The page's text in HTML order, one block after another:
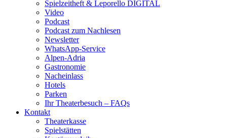
Spielzeitheft & Leporello DIGITAL
Video
Podcast
Podcast zum Nachlesen
Newsletter
WhatsApp-Service
Alpen-Adria
Gastronomie
Nacheinlass
Hotels
Parken
Ihr Theaterbesuch – FAQs
Kontakt
Theaterkasse
Spielstätten